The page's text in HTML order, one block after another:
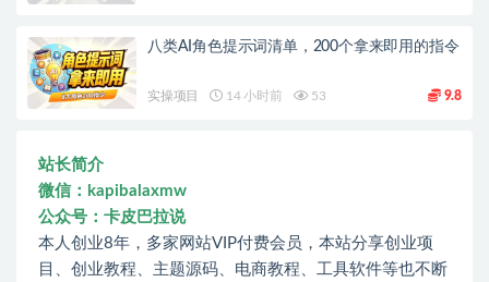
八类AI角色提示词清单，200个拿来即用的指令
实操项目 14 小时前 53 9.8
站长简介
微信：kapibalaxmw
公众号：卡皮巴拉说
本人创业8年，多家网站VIP付费会员，本站分享创业项
目、创业教程、主题源码、电商教程、工具软件等也不断